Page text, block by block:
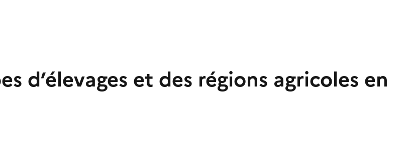
d’élevages et des régions agricoles en